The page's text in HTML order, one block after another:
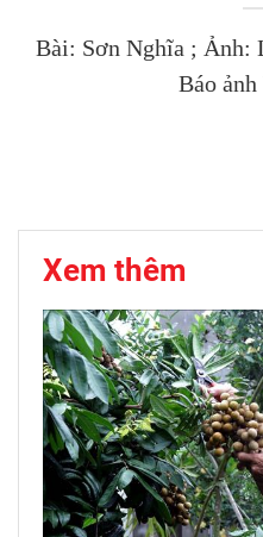
Bài: Sơn Nghĩa ; Ảnh:
Báo
Xem thêm